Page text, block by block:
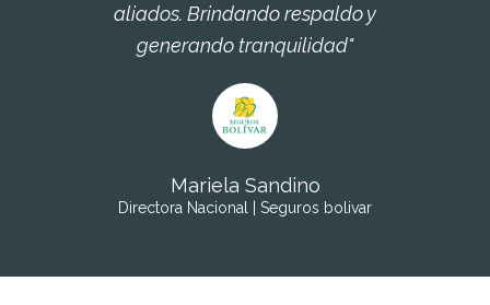
aliados. Brindando respaldo y
generando tranquilidad"
Mariela Sandino
Directora Nacional | Seguros bolivar